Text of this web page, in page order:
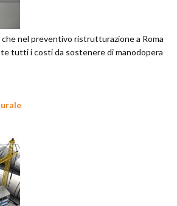
nel preventivo ristrutturazione a Roma
tutti i costi da sostenere di manodopera